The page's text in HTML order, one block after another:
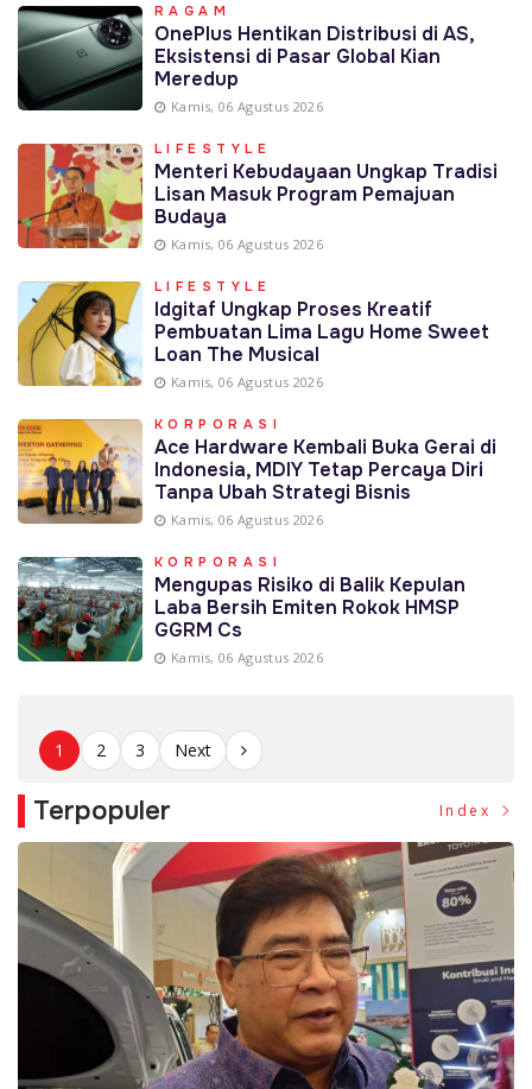
RAGAM
OnePlus Hentikan Distribusi di AS,
Eksistensi di Pasar Global Kian
Meredup
Kamis, 06 Agustus 2026
LIFESTYLE
Menteri Kebudayaan Ungkap Tradisi
Lisan Masuk Program Pemajuan
Budaya
Kamis, 06 Agustus 2026
LIFESTYLE
Idgitaf Ungkap Proses Kreatif
Pembuatan Lima Lagu Home Sweet
Loan The Musical
Kamis, 06 Agustus 2026
KORPORASI
Ace Hardware Kembali Buka Gerai di
Indonesia, MDIY Tetap Percaya Diri
Tanpa Ubah Strategi Bisnis
Kamis, 06 Agustus 2026
KORPORASI
Mengupas Risiko di Balik Kepulan
Laba Bersih Emiten Rokok HMSP
GGRM Cs
Kamis, 06 Agustus 2026
1 2 3 Next
Terpopuler Index